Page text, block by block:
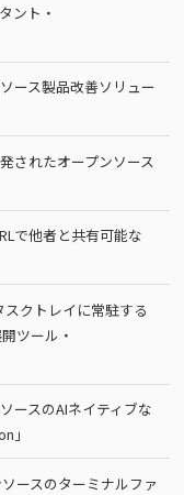
ント・
ース製品改善ソリュー
されたオープンソース
で他者と共有可能な
クトレイに常駐する
ツール・
ースのAIネイティブな
」
ースのターミナルファ